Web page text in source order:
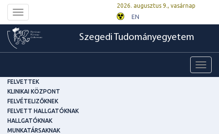
Toggle
navigation
2026. augusztus 9., vasárnap
EN
Szegedi Tudományegyetem
FELVETTEK
KLINIKAI KÖZPONT
FELVÉTELIZŐKNEK
FELVETT HALLGATÓKNAK
HALLGATÓKNAK
MUNKATÁRSAKNAK